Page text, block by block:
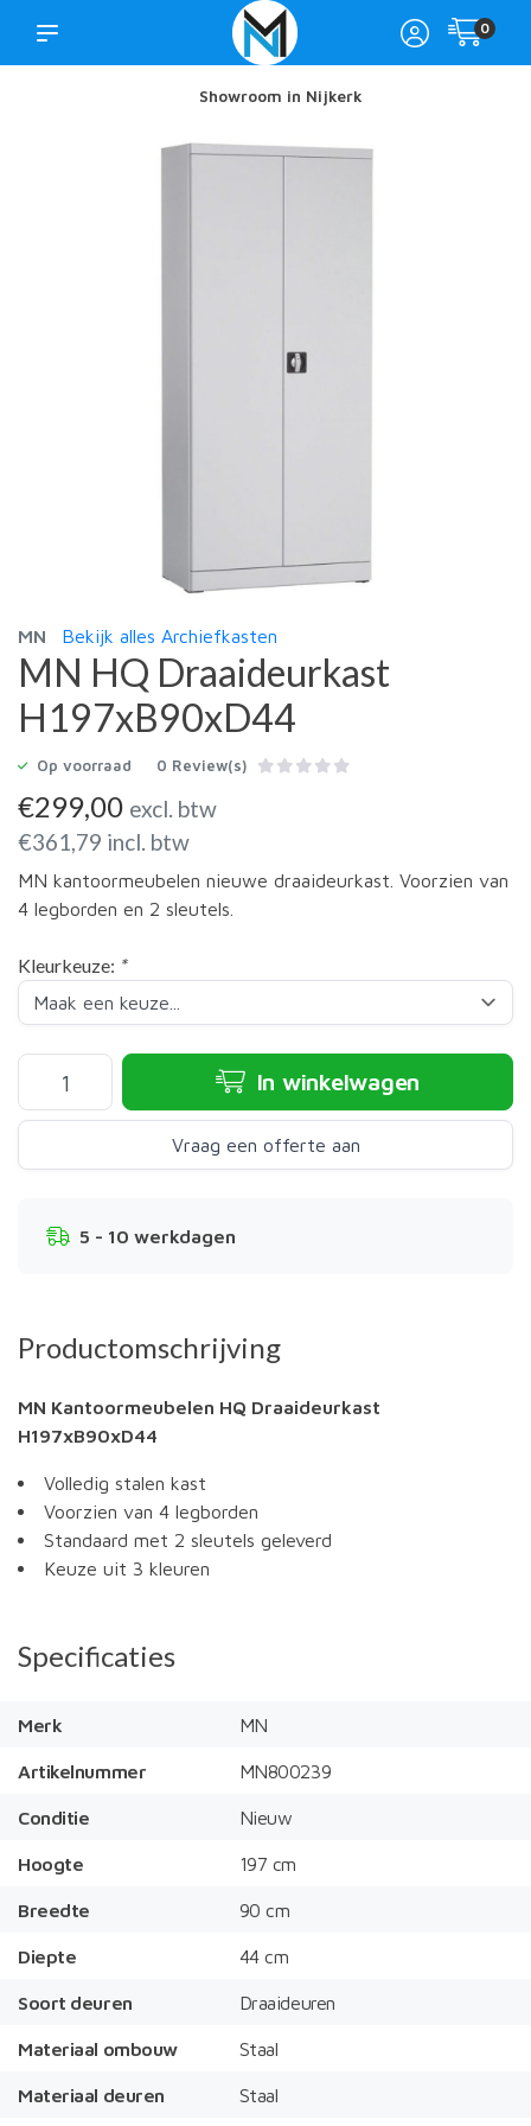
0
Showroom in Nijkerk
MN Bekijk alles Archiefkasten
MN HQ Draaideurkast
H197xB90xD44
Op voorraad 0 Review(s)
€299,00 excl. btw
€361,79 incl. btw
MN kantoormeubelen nieuwe draaideurkast. Voorzien van
4 legborden en 2 sleutels.
Kleurkeuze: *
In winkelwagen
Vraag een offerte aan
5 - 10 werkdagen
Productomschrijving
MN Kantoormeubelen HQ Draaideurkast
H197xB90xD44
Volledig stalen kast
Voorzien van 4 legborden
Standaard met 2 sleutels geleverd
Keuze uit 3 kleuren
Specificaties
Merk MN
Artikelnummer MN800239
Conditie Nieuw
Hoogte 197 cm
Breedte 90 cm
Diepte 44 cm
Soort deuren Draaideuren
Materiaal ombouw Staal
Materiaal deuren Staal